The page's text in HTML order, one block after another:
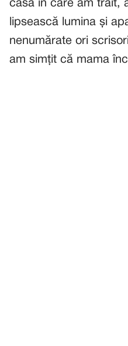
casă în care am trăit,
lipsească lumina și
nenumărate ori
am simțit că mama